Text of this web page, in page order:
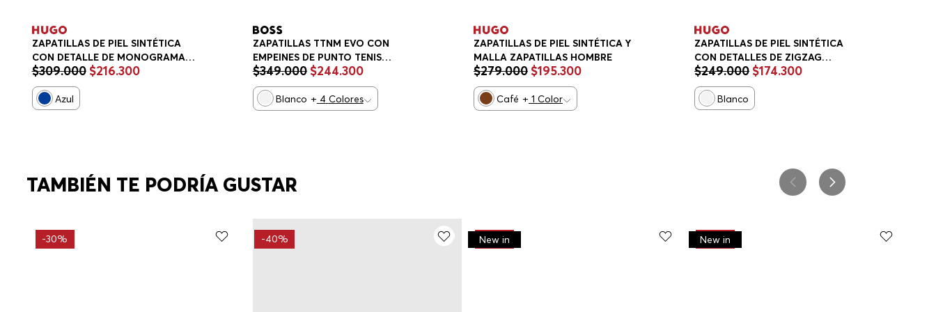
ZAPATILLAS DE PIEL SINTÉTICA
CON DETALLE DE MONOGRAMA
ZAPATILLAS HOMBRE
$309.000 $216.300
Azul
ZAPATILLAS TTNM EVO CON
EMPEINES DE PUNTO TENIS
HOMBRE
$349.000 $244.300
Blanco + 4 Colores
ZAPATILLAS DE PIEL SINTÉTICA Y
MALLA ZAPATILLAS HOMBRE
$279.000 $195.300
Café + 1 Color
ZAPATILLAS DE PIEL SINTÉTICA
CON DETALLES DE ZIGZAG
ZAPATILLAS HOMBRE
$249.000 $174.300
Blanco
TAMBIÉN TE PODRÍA GUSTAR
-30% -40% -30%
New in -30%
New in